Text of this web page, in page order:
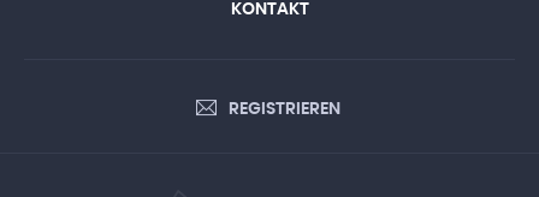
KONTAKT
REGISTRIEREN